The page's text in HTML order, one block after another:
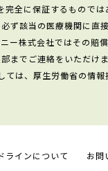
全に保証するものでは
ず該当の医療機関に直
株式会社ではその賠
でご連絡をいただけ
は、厚生労働省の情報
ラインについて お問